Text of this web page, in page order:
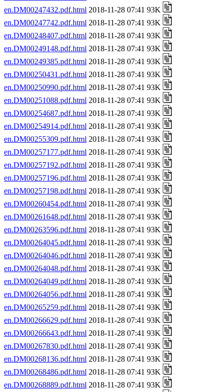
en.DM00247432.pdf.html 2018-11-28 07:41 93K
en.DM00247742.pdf.html 2018-11-28 07:41 93K
en.DM00248407.pdf.html 2018-11-28 07:41 93K
en.DM00249148.pdf.html 2018-11-28 07:41 93K
en.DM00249385.pdf.html 2018-11-28 07:41 93K
en.DM00250431.pdf.html 2018-11-28 07:41 93K
en.DM00250990.pdf.html 2018-11-28 07:41 93K
en.DM00251088.pdf.html 2018-11-28 07:41 93K
en.DM00254687.pdf.html 2018-11-28 07:41 93K
en.DM00254914.pdf.html 2018-11-28 07:41 93K
en.DM00255309.pdf.html 2018-11-28 07:41 93K
en.DM00257177.pdf.html 2018-11-28 07:41 93K
en.DM00257192.pdf.html 2018-11-28 07:41 93K
en.DM00257196.pdf.html 2018-11-28 07:41 93K
en.DM00257198.pdf.html 2018-11-28 07:41 93K
en.DM00260454.pdf.html 2018-11-28 07:41 93K
en.DM00261648.pdf.html 2018-11-28 07:41 93K
en.DM00263596.pdf.html 2018-11-28 07:41 93K
en.DM00264045.pdf.html 2018-11-28 07:41 93K
en.DM00264046.pdf.html 2018-11-28 07:41 93K
en.DM00264048.pdf.html 2018-11-28 07:41 93K
en.DM00264049.pdf.html 2018-11-28 07:41 93K
en.DM00264056.pdf.html 2018-11-28 07:41 93K
en.DM00265259.pdf.html 2018-11-28 07:41 93K
en.DM00266629.pdf.html 2018-11-28 07:41 93K
en.DM00266643.pdf.html 2018-11-28 07:41 93K
en.DM00267830.pdf.html 2018-11-28 07:41 93K
en.DM00268136.pdf.html 2018-11-28 07:41 93K
en.DM00268486.pdf.html 2018-11-28 07:41 93K
en.DM00268889.pdf.html 2018-11-28 07:41 93K